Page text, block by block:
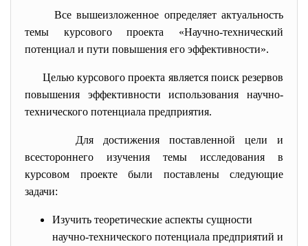
Все вышеизложенное определяет актуальность
темы курсового проекта «Научно-технический
потенциал и пути повышения его эффективности».
Целью курсового проекта является поиск резервов
повышения эффективности использования научно-
технического потенциала предприятия.
Для достижения поставленной цели и
всестороннего изучения темы исследования в
курсовом проекте были поставлены следующие
задачи:
Изучить теоретические аспекты сущности
научно-технического потенциала предприятий и